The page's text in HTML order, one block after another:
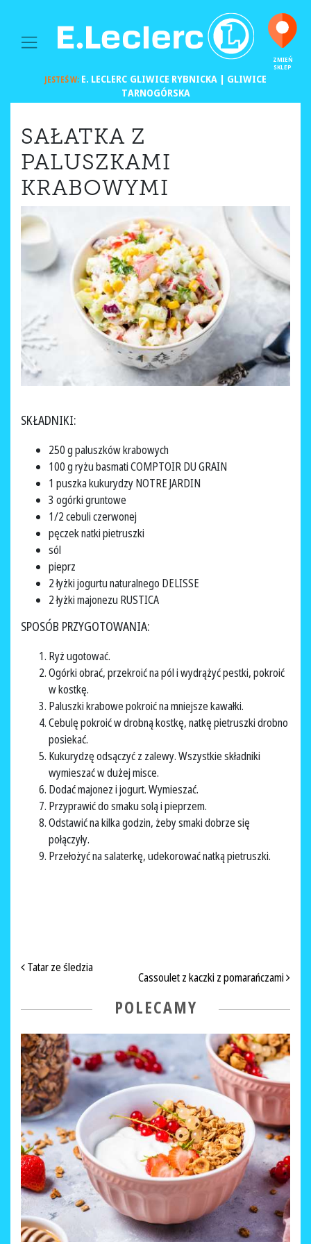
MAIN NAVIGATION
ZMIEŃ
SKLEP
JESTEŚ W: E. LECLERC GLIWICE RYBNICKA | GLIWICE
TARNOGÓRSKA
SAŁATKA Z
PALUSZKAMI
KRABOWYMI
SKŁADNIKI:
250 g paluszków krabowych
100 g ryżu basmati COMPTOIR DU GRAIN
1 puszka kukurydzy NOTRE JARDIN
3 ogórki gruntowe
1/2 cebuli czerwonej
pęczek natki pietruszki
sól
pieprz
2 łyżki jogurtu naturalnego DELISSE
2 łyżki majonezu RUSTICA
SPOSÓB PRZYGOTOWANIA:
Ryż ugotować.
Ogórki obrać, przekroić na pól i wydrążyć pestki, pokroić
w kostkę.
Paluszki krabowe pokroić na mniejsze kawałki.
Cebulę pokroić w drobną kostkę, natkę pietruszki drobno
posiekać.
Kukurydzę odsączyć z zalewy. Wszystkie składniki
wymieszać w dużej misce.
Dodać majonez i jogurt. Wymieszać.
Przyprawić do smaku solą i pieprzem.
Odstawić na kilka godzin, żeby smaki dobrze się
połączyły.
Przełożyć na salaterkę, udekorować natką pietruszki.
NAWIGACJA PO ARTYKUŁACH
Tatar ze śledzia
Cassoulet z kaczki z pomarańczami
POLECAMY